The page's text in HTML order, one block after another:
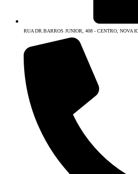
RUA DR.BARROS JUNIOR, 408 - CENTRO, NOVA